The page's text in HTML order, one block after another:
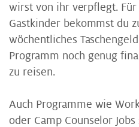
wirst von ihr verpflegt.
Gastkinder bekommst du
wöchentliches
Programm noch genug
zu reisen.
Auch Programme wie
oder Camp Counselor